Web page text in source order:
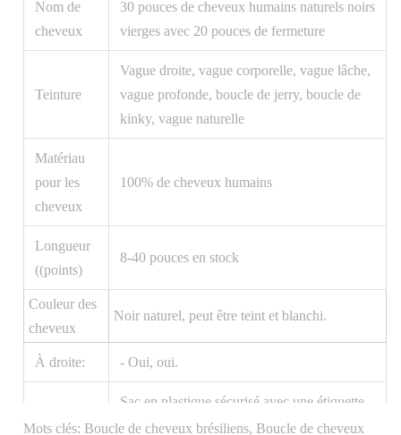
Nom de
cheveux
30 pouces de cheveux humains naturels noirs
vierges avec 20 pouces de fermeture
Teinture
Vague droite, vague corporelle, vague lâche,
vague profonde, boucle de jerry, boucle de
kinky, vague naturelle
Matériau
pour les
cheveux
100% de cheveux humains
Longueur
((points)
8-40 pouces en stock
Couleur des
cheveux
Noir naturel, peut être teint et blanchi.
À droite: - Oui, oui.
Emballage
Sac en plastique sécurisé avec une étiquette
indiquant la longueur et la texture des
Mots clés: Boucle de cheveux brésiliens, Boucle de cheveux